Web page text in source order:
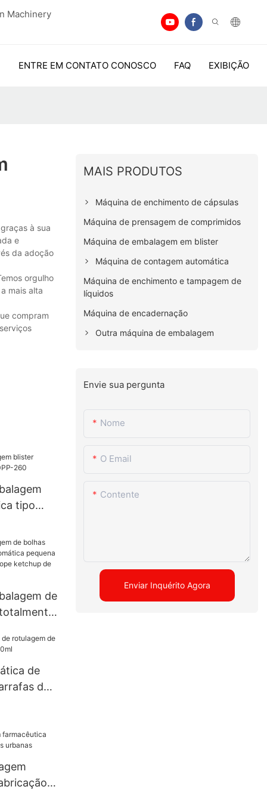
Machinery
ENTRE EM CONTATO CONOSCO FAQ EXIBIÇÃO
à sua
e
da adoção
orgulho
mais alta
compram
tipo
de
de
de
MAIS PRODUTOS
Máquina de enchimento de cápsulas
Máquina de prensagem de comprimidos
Máquina de embalagem em blister
Máquina de contagem automática
Máquina de enchimento e tampagem de
líquidos
Máquina de encadernação
Outra máquina de embalagem
Envie sua pergunta
Nome
O Email
Contente
Enviar Inquérito Agora